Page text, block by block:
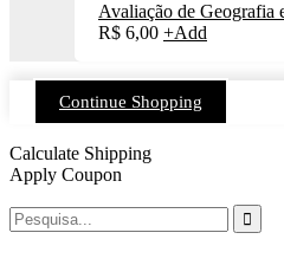
Avaliação de Geografia
R$ 6,00 +Add
Continue Shopping
Calculate Shipping
Apply Coupon